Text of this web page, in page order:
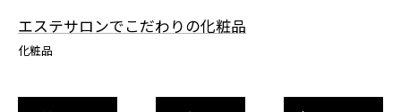
エステサロンでこだわりの化粧品
化粧品